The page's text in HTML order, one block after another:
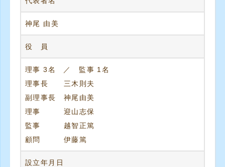
神尾 由美
役 員
理事 3名 ／ 監事 1名
理事長 三木則夫
副理事長 神尾由美
理事 迎山志保
監事 越智正篤
顧問 伊藤篤
設立年月日